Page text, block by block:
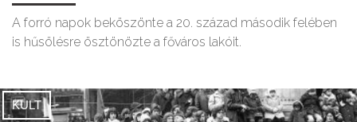
A forró napok beköszönte a 20. század második felében
is hűsölésre ösztönözte a főváros lakóit.
KULT